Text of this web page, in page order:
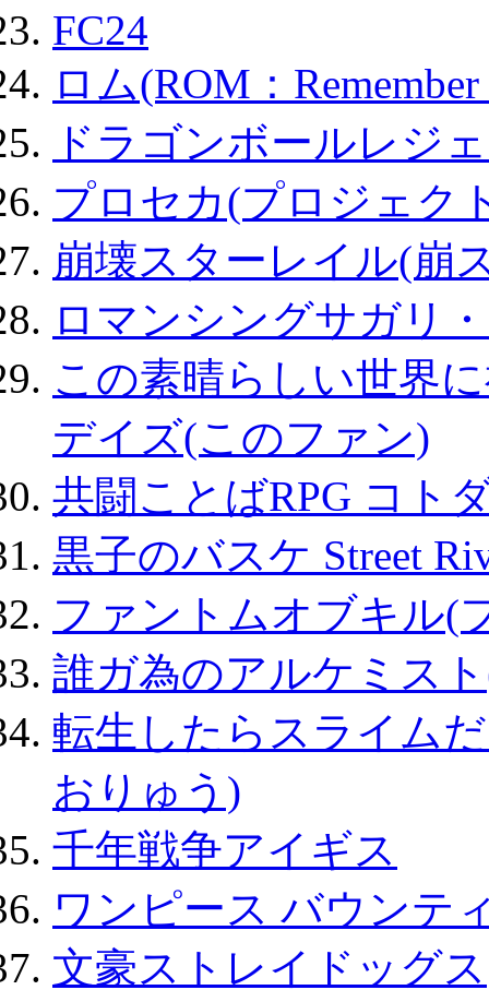
FC24
ロム(ROM：
ドラゴンボールレジ
プロセカ(プロジェク
崩壊スターレイル(崩
ロマンシングサガリ
この素晴らしい世界
デイズ(このファン)
共闘ことばRPG コト
黒子のバスケ Street
ファントムオブキル(
誰ガ為のアルケミス
転生したらスライム
おりゅう)
千年戦争アイギス
ワンピース バウンテ
文豪ストレイドッグス